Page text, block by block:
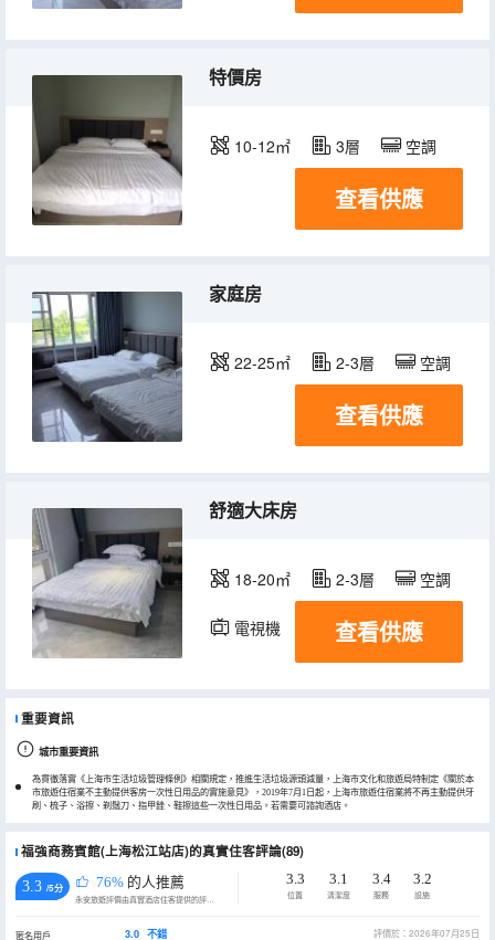
特價房
10-12㎡ 3層 空調
查看供應
家庭房
22-25㎡ 2-3層 空調
查看供應
舒適大床房
18-20㎡ 2-3層 空調
電視機 查看供應
重要資訊
城市重要資訊
為貫徹落實《上海市生活垃圾管理條例》相關規定，推進生活垃圾源頭減量，上海市文化和旅遊局特制定《關於本
市旅遊住宿業不主動提供客房一次性日用品的實施意見》，2019年7月1日起，上海市旅遊住宿業將不再主動提供牙
刷、梳子、浴擦、剃鬚刀、指甲銼、鞋擦這些一次性日用品。若需要可諮詢酒店。
福強商務賓館(上海松江站店)的真實住客評論(89)
3.3 /5分 76% 的人推薦
永安旅遊評價由真實酒店住客提供的評價。
3.3
位置
3.1
清潔度
3.4
服務
3.2
設施
匿名用戶
3.0 不錯
評價於：2026年07月25日